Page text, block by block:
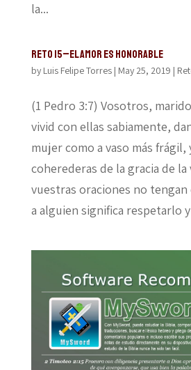
la...
Reto 15–El amor es honorable
by Luis Felipe Torres| May 25, 2019 |
(1 Pedro 3:7) Vosotros,
vivid con ellas sabiamente,
mujer como a vaso más frágil,
coherederas de la gracia de la
vuestras oraciones no
a alguien significa respetarlo